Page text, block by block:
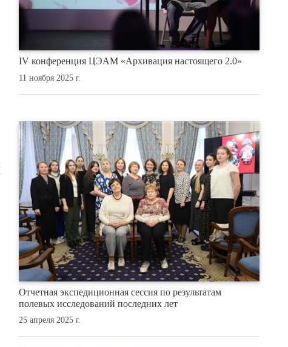
IV конференция ЦЭАМ «Архивация настоящего 2.0»
11 ноября 2025 г.
Отчетная экспедиционная сессия по результатам
полевых исследований последних лет
25 апреля 2025 г.